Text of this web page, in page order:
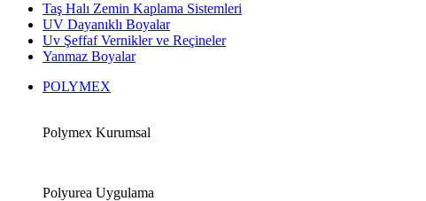
Taş Halı Zemin Kaplama Sistemleri
UV Dayanıklı Boyalar
Uv Şeffaf Vernikler ve Reçineler
Yanmaz Boyalar
POLYMEX
Polymex Kurumsal
Polyurea Uygulama